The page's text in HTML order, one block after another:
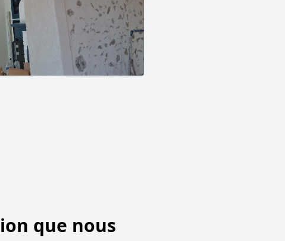
que nous